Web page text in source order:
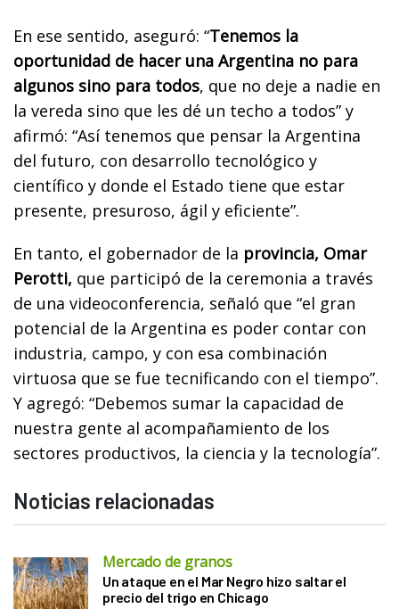
En ese sentido, aseguró: “Tenemos la
oportunidad de hacer una Argentina no para
algunos sino para todos, que no deje a nadie en
la vereda sino que les dé un techo a todos” y
afirmó: “Así tenemos que pensar la Argentina
del futuro, con desarrollo tecnológico y
científico y donde el Estado tiene que estar
presente, presuroso, ágil y eficiente”.
En tanto, el gobernador de la provincia, Omar
Perotti, que participó de la ceremonia a través
de una videoconferencia, señaló que “el gran
potencial de la Argentina es poder contar con
industria, campo, y con esa combinación
virtuosa que se fue tecnificando con el tiempo”.
Y agregó: “Debemos sumar la capacidad de
nuestra gente al acompañamiento de los
sectores productivos, la ciencia y la tecnología”.
Noticias relacionadas
Mercado de granos
Un ataque en el Mar Negro hizo saltar el
precio del trigo en Chicago